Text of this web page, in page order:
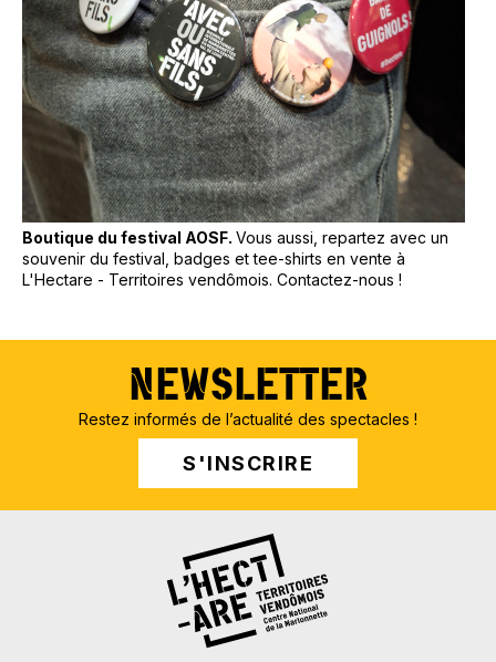
Boutique du festival AOSF. Vous aussi, repartez avec un
souvenir du festival, badges et tee-shirts en vente à
L'Hectare - Territoires vendômois. Contactez-nous !
NEWSLETTER
Restez informés de l’actualité des spectacles !
S'INSCRIRE